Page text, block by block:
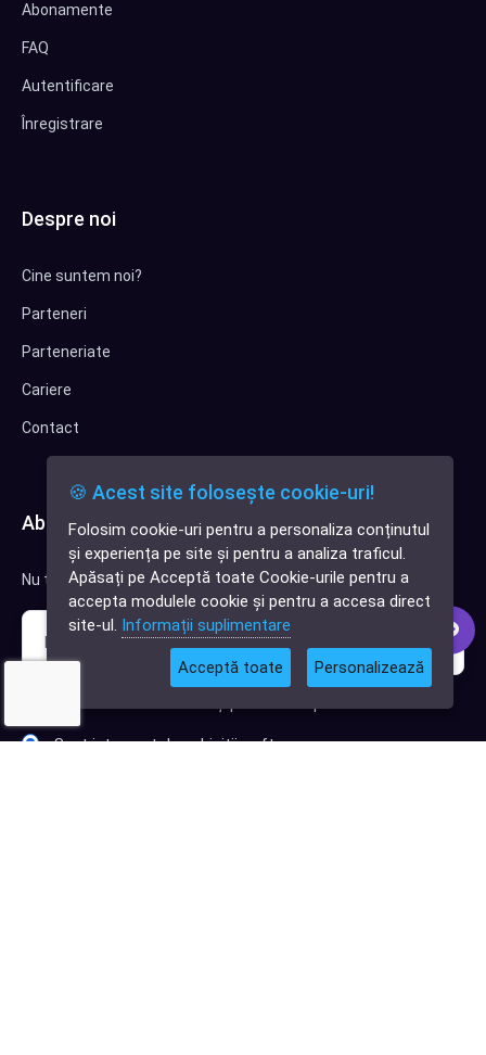
✕
Cauți o aplicație
software?
Abonamente
FAQ
Autentificare
Înregistrare
Despre noi
Cine suntem noi?
Parteneri
Parteneriate
Cariere
Contact
Abonează-te la newsletter
Nu trimitem spam, deci nu îți face griji.
Sunt interesat de achiziții software
🍪 Acest site folosește cookie-uri!
Folosim cookie-uri pentru a personaliza conținutul
și experiența pe site și pentru a analiza traficul.
Apăsați pe Acceptă toate Cookie-urile pentru a
accepta modulele cookie și pentru a accesa direct
site-ul. Informații suplimentare
Acceptă toate Personalizează